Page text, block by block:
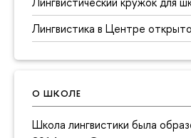
Лингвистика в Центре
О ШКОЛЕ
Школа лингвистики была